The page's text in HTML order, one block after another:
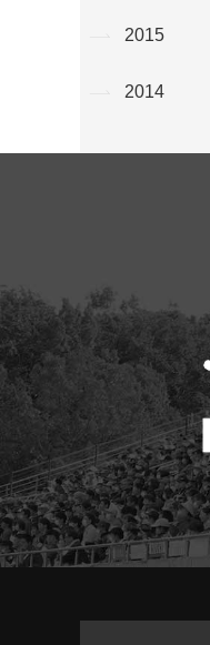
2015
2014